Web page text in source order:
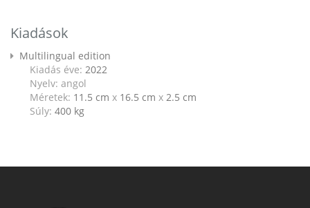
Kiadások
Multilingual edition
Kiadás éve: 2022
Nyelv: angol
Méretek: 11.5 cm x 16.5 cm x 2.5 cm
Súly: 400 kg